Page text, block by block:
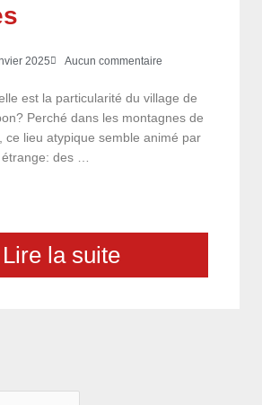
2025 Aucun commentaire
est la particularité du village de
Perché dans les montagnes de
ce lieu atypique semble animé par
des …
Lire la suite